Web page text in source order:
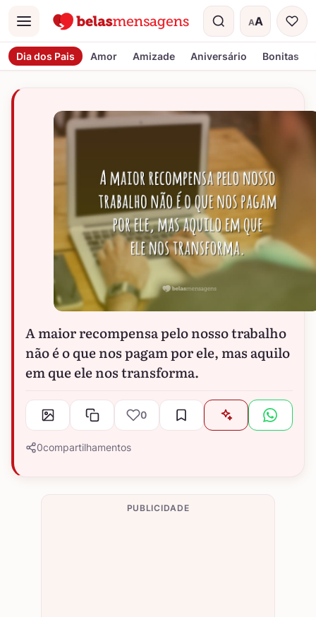
Menu AA
Tamanho do
Dia dos Pais Amor Amizade Aniversário Bonitas
A maior recompensa pelo nosso trabalho
não é o que nos pagam por ele, mas aquilo
em que ele nos transforma.
0
0compartilhamentos
PUBLICIDADE